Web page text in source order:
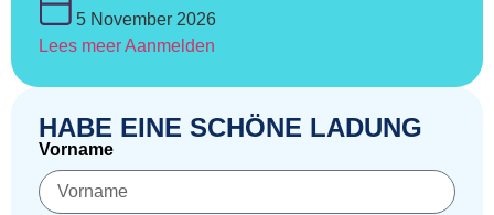
5 November 2026
Lees meerAanmelden
HABE EINE SCHÖNE LADUNG
Vorname